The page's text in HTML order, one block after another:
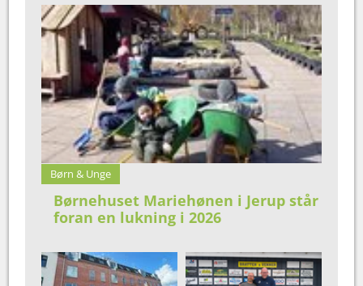
Børn & Unge
Børnehuset Mariehønen i Jerup står
foran en lukning i 2026